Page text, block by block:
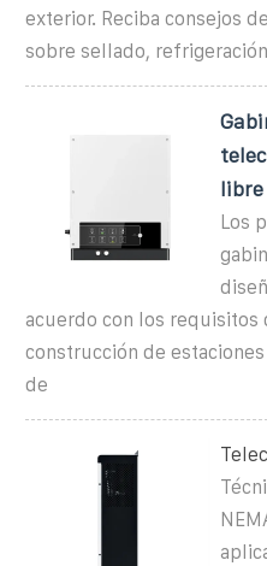
exterior. Reciba consejos
sobre sellado, refrigeración
libre
Los
acuerdo con los requisitos
construcción de
de